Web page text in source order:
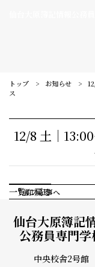
訪問者別メニュー
トップ お知らせ
ス
12/8 土｜
前の記事へ
一覧に戻る
仙台大原簿記
公務員専門学
中央校舎2号館